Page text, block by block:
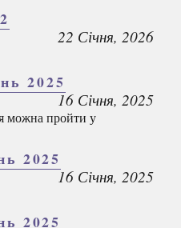
2
22 Січня, 2026
2025
16 Січня, 2025
можна пройти у
2025
16 Січня, 2025
2025